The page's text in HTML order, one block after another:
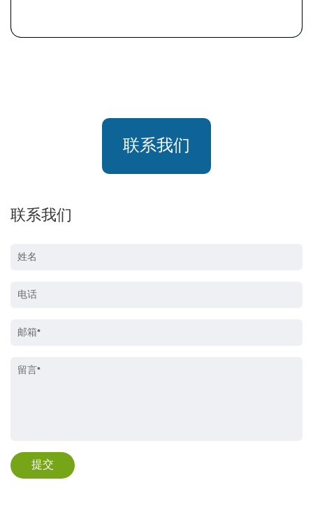
联系我们
联系我们